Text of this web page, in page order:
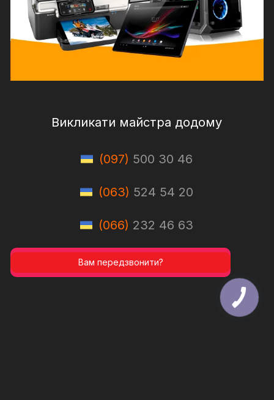
Викликати майстра додому
(097) 500 30 46
(063) 524 54 20
(066) 232 46 63
Вам передзвонити?